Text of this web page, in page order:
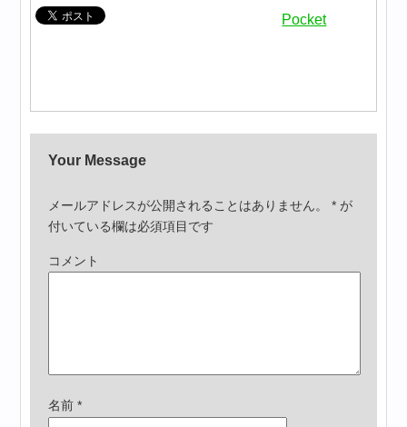
Pocket
Your Message
メールアドレスが公開されることはありません。 * が
付いている欄は必須項目です
コメント
名前*